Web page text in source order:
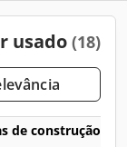
usado (18)
de construção